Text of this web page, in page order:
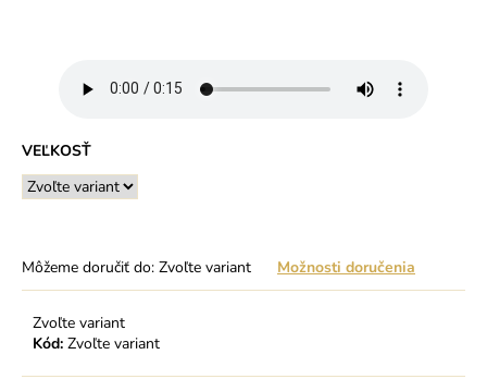
VEĽKOSŤ
Môžeme doručiť do: Zvoľte variant Možnosti doručenia
Zvoľte variant
Kód: Zvoľte variant